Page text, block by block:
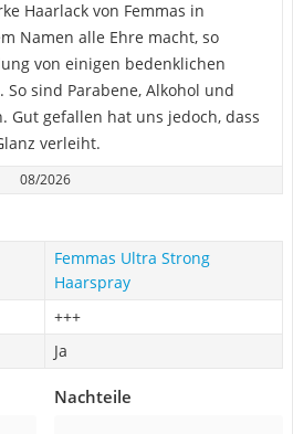
Haarlack von Femmas in
Namen alle Ehre macht, so
von einigen bedenklichen
sind Parabene, Alkohol und
Gut gefallen hat uns jedoch, dass
verleiht.
08/2026
Femmas Ultra Strong
Haarspray
+++
Ja
Nachteile